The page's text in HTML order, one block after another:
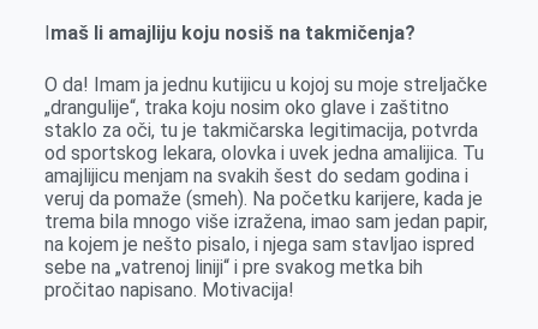
Imaš li amajliju koju nosiš na takmičenja?
O da! Imam ja jednu kutijicu u kojoj su moje streljačke
„drangulije“, traka koju nosim oko glave i zaštitno
staklo za oči, tu je takmičarska legitimacija, potvrda
od sportskog lekara, olovka i uvek jedna amalijica. Tu
amajlijicu menjam na svakih šest do sedam godina i
veruj da pomaže (smeh). Na početku karijere, kada je
trema bila mnogo više izražena, imao sam jedan papir,
na kojem je nešto pisalo, i njega sam stavljao ispred
sebe na „vatrenoj liniji“ i pre svakog metka bih
pročitao napisano. Motivacija!